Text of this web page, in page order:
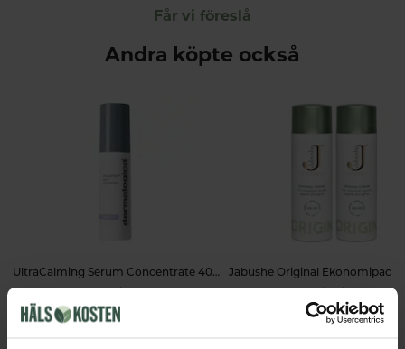
Får vi föreslå
Andra köpte också
UltraCalming Serum Concentrate 40ml
Dermalogica
599 kr
Jabushe
798 kr 1 158 kr